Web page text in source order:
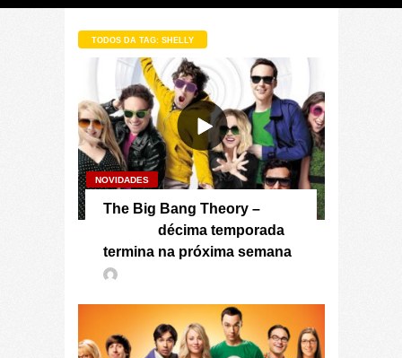
TODOS DA TAG: SHELLY
NOVIDADES
The Big Bang Theory –
décima temporada
termina na próxima semana